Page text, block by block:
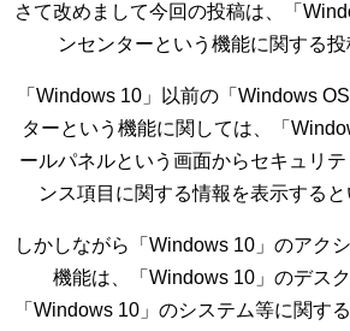
さて改めまして今回の投稿は、「
ンセンターという機能に関する投
「Windows 10」以前の「Windows
ターという機能に関しては、「
ールパネルという画面からセキュリ
ンス項目に関する情報を表示すると
しかしながら「Windows 10」のアク
機能は、「Windows 10」のデス
「Windows 10」のシステム等に関す